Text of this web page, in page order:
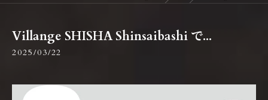
Villange SHISHA Shinsaibashi で...
2025/03/22